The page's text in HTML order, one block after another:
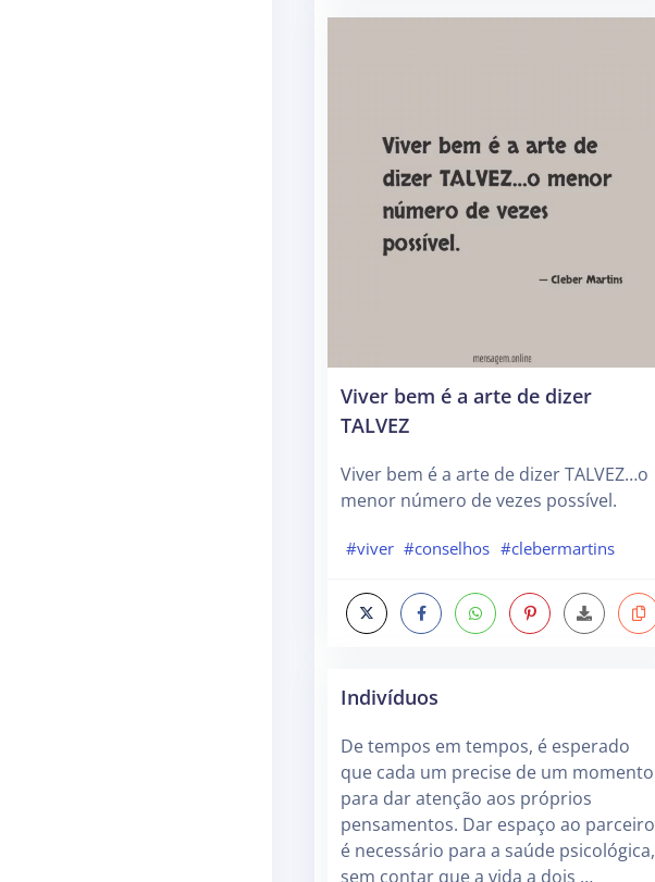
Viver bem é a arte de dizer
TALVEZ
Viver bem é a arte de dizer TALVEZ…o
menor número de vezes possível.
#viver #conselhos #clebermartins
Indivíduos
De tempos em tempos, é esperado
que cada um precise de um momento
para dar atenção aos próprios
pensamentos. Dar espaço ao parceiro
é necessário para a saúde psicológica,
sem contar que a vida a dois …